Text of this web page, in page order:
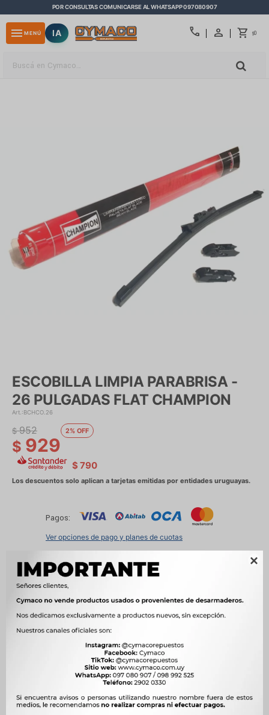

POR CONSULTAS COMUNICARSE AL WHATSAPP 097080907
call $0
menu MENÚ IA
ESCOBILLA LIMPIA PARABRISA -
26 PULGADAS FLAT CHAMPION
BCHCO.26
$ 929
$ 952 2
$ 790
Pagos:
Ver opciones de pago y planes de cuotas
Métodos y costos de envío
   
Ver mas productos de la marca Champion
close